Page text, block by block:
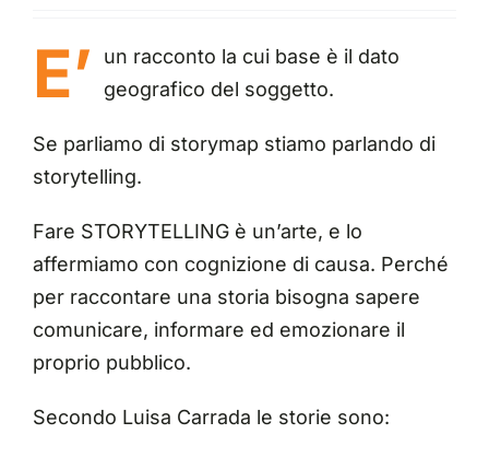
E’
un racconto la cui base è il dato
geografico del soggetto.
Se parliamo di storymap stiamo parlando di
storytelling.
Fare STORYTELLING è un’arte, e lo
affermiamo con cognizione di causa. Perché
per raccontare una storia bisogna sapere
comunicare, informare ed emozionare il
proprio pubblico.
Secondo Luisa Carrada le storie sono: